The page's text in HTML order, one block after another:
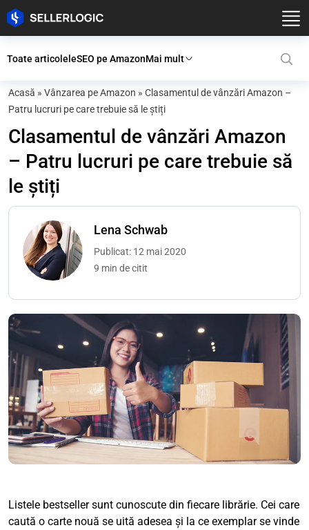
Toate articoleleSEO pe AmazonMai mult
Acasă » Vânzarea pe Amazon » Clasamentul de vânzări Amazon –
Patru lucruri pe care trebuie să le știți
Clasamentul de vânzări Amazon
– Patru lucruri pe care trebuie să
le știți
Lena Schwab
Publicat: 12 mai 2020
9 min de citit
Listele bestseller sunt cunoscute din fiecare librărie. Cei care
caută o carte nouă se uită adesea și la ce exemplar se vinde